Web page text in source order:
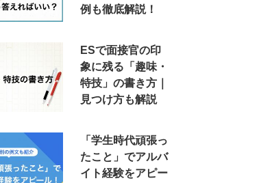
例も徹底解説！
ESで面接官の印
象に残る「趣味・
特技」の書き方｜
見つけ方も解説
「学生時代頑張っ
たこと」でアルバ
イト経験をアピー